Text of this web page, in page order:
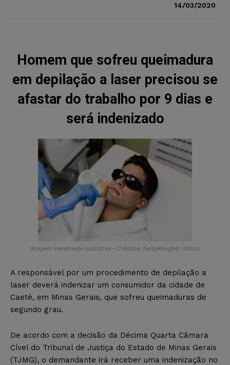
14/03/2020
Homem que sofreu queimadura
em depilação a laser precisou se
afastar do trabalho por 9 dias e
será indenizado
Imagem meramente ilustrativa – Créditos: hedgehog94 / iStock
A responsável por um procedimento de depilação a
laser deverá indenizar um consumidor da cidade de
Caeté, em Minas Gerais, que sofreu queimaduras de
segundo grau.
De acordo com a decisão da Décima Quarta Câmara
Cível do Tribunal de Justiça do Estado de Minas Gerais
(TJMG), o demandante irá receber uma indenização no